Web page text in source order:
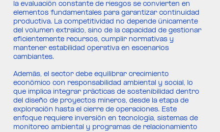
la evaluación constante de riesgos se convierten en
elementos fundamentales para garantizar continuidad
productiva. La competitividad no depende únicamente
del volumen extraído, sino de la capacidad de gestionar
eficientemente recursos, cumplir normativas y
mantener estabilidad operativa en escenarios
cambiantes.
Además, el sector debe equilibrar crecimiento
económico con responsabilidad ambiental y social, lo
que implica integrar prácticas de sostenibilidad dentro
del diseño de proyectos mineros, desde la etapa de
exploración hasta el cierre de operaciones. Este
enfoque requiere inversión en tecnología, sistemas de
monitoreo ambiental y programas de relacionamiento